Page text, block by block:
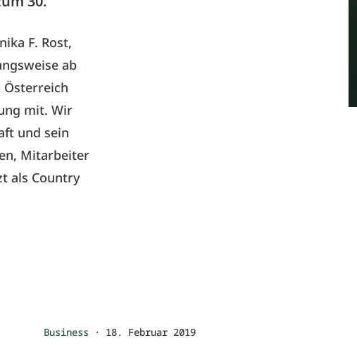
F. Rost,
ab
Österreich
mit. Wir
und sein
Mitarbeiter
als Country
Business · 18. Februar 2019